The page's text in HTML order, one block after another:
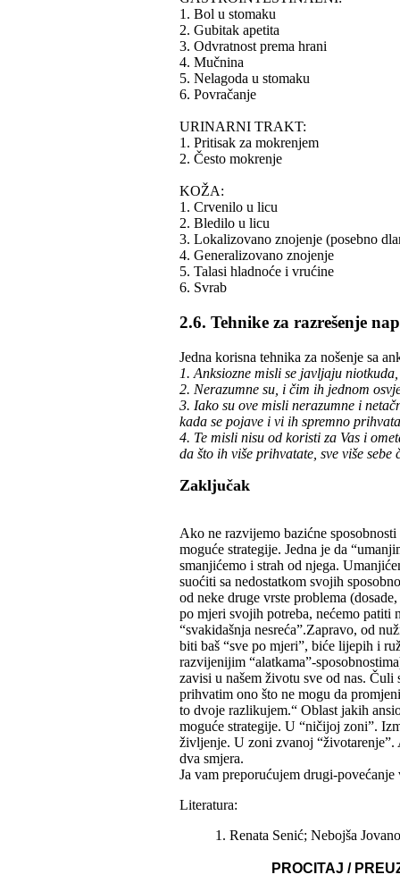
1. Bol u stomaku
2. Gubitak apetita
3. Odvratnost prema hrani
4. Mučnina
5. Nelagoda u stomaku
6. Povračanje
URINARNI TRAKT:
1. Pritisak za mokrenjem
2. Često mokrenje
KOŽA:
1. Crvenilo u licu
2. Bledilo u licu
3. Lokalizovano znojenje (posebno
4. Generalizovano znojenje
5. Talasi hladnoće i vrućine
6. Svrab
2.6. Tehnike za razrešenje
Jedna korisna tehnika za nošenje sa
1. Anksiozne misli se javljaju
2. Nerazumne su, i čim ih jednom
3. Iako su ove misli nerazumne i
kada se pojave i vi ih spremno
4. Te misli nisu od koristi za Vas i
da što ih više prihvatate, sve više sebe
Zaključak
Ako ne razvijemo bazićne
moguće strategije. Jedna je da
smanjićemo i strah od njega.
suoćiti sa nedostatkom svojih
od neke druge vrste problema
po mjeri svojih potreba, nećemo patiti
“svakidašnja nesreća”.Zapravo, od
biti baš “sve po mjeri”, biće lijepih i
razvijenijim “alatkama”-
zavisi u našem životu sve od nas.
prihvatim ono što ne mogu da
to dvoje razlikujem.“ Oblast jakih
moguće strategije. U “ničijoj zoni”.
življenje. U zoni zvanoj “životarenje”.
dva smjera.
Ja vam preporućujem drugi-
Literatura:
1. Renata Senić; Nebojša
PROCITAJ /